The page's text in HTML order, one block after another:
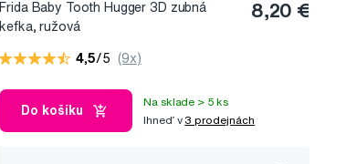
Frida Baby Tooth Hugger 3D zubná
kefka, ružová
8,20 €
4,5/5 (9x)
Do košíku
Na sklade > 5 ks
Ihneď v 3 prodejnách